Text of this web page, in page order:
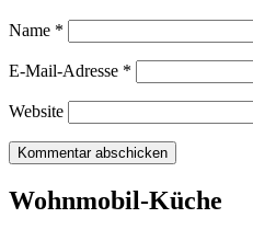
Name *
E-Mail-Adresse *
Website
Wohnmobil-Küche